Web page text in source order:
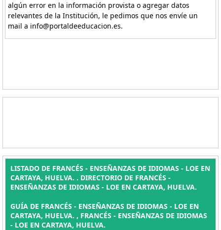
algún error en la información provista o agregar datos
relevantes de la Institución, le pedimos que nos envíe un
mail a info@portaldeeducacion.es.
LISTADO DE FRANCÉS - ENSEÑANZAS DE IDIOMAS - LOE EN
CARTAYA, HUELVA. . DIRECTORIO DE FRANCÉS -
ENSEÑANZAS DE IDIOMAS - LOE EN CARTAYA, HUELVA.
GUÍA DE FRANCÉS - ENSEÑANZAS DE IDIOMAS - LOE EN
CARTAYA, HUELVA. , FRANCÉS - ENSEÑANZAS DE IDIOMAS
- LOE EN CARTAYA, HUELVA.